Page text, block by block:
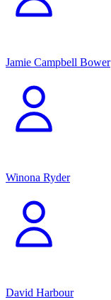
Jamie Campbell Bower
Winona Ryder
David Harbour